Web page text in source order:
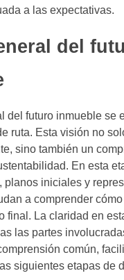
a las expectativas.
del
del futuro inmueble se
ruta. Esta visión no
sino también un
En esta
planos iniciales y
a comprender cómo
final. La claridad en
las partes
común,
siguientes etapas de